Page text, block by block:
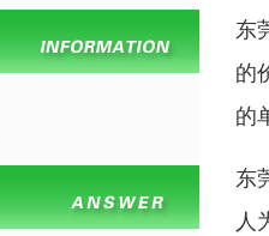
东
的
的
东
人